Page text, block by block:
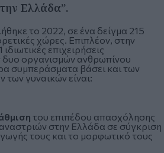
Ελλάδα”.
το 2022, σε ένα δείγμα 215
χώρες. Επιπλέον, στην
επιχειρήσεις
οργανισμών ανθρωπίνου
συμπεράσματα βάσει και των
γυναικών είναι:
του επιπέδου απασχόλησης
στην Ελλάδα σε σύγκριση
τους και το μορφωτικό τους